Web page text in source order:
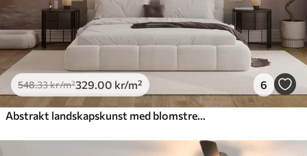
548.33kr/m²329 .00 kr/m² 6